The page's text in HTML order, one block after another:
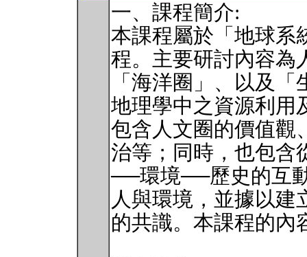
一、課程簡介:
本課程屬於「地球系
程。主要研討內容為
「海洋圈」、以及
地理學中之資源利用
包含人文圈的價值觀
治等；同時，也包含
──環境──歷史的互
人與環境，並據以建
的共識。本課程的內